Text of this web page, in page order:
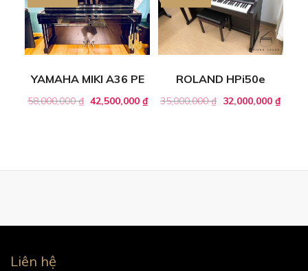
YAMAHA MIKI A36 PE
58,000,000₫ 42,500,000 ₫
ROLAND HPi50e
35,000,000₫ 32,000,000₫
Liên hệ